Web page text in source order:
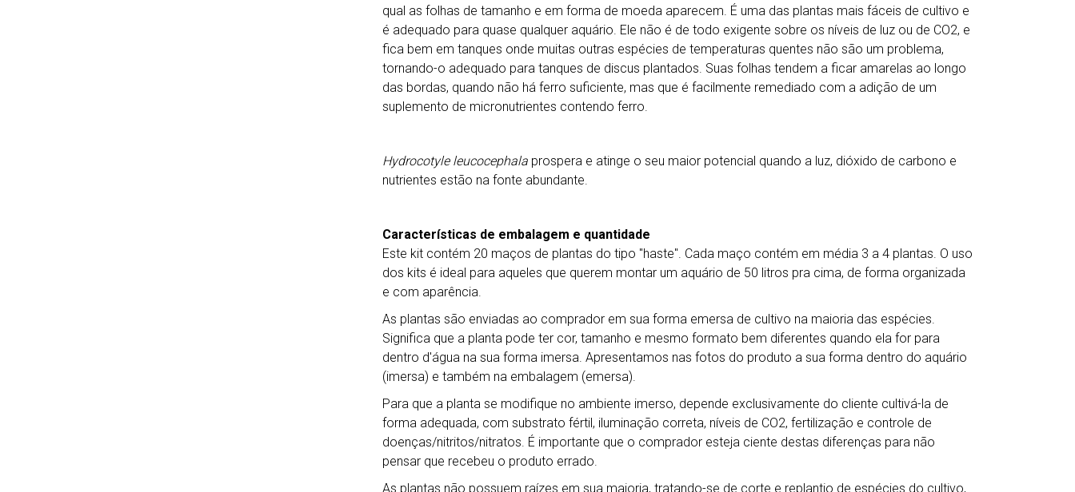
qual as folhas de tamanho e em forma de moeda aparecem. É uma das plantas mais fáceis de cultivo e
é adequado para quase qualquer aquário. Ele não é de todo exigente sobre os níveis de luz ou de CO2, e
fica bem em tanques onde muitas outras espécies de temperaturas quentes não são um problema,
tornando-o adequado para tanques de discus plantados. Suas folhas tendem a ficar amarelas ao longo
das bordas, quando não há ferro suficiente, mas que é facilmente remediado com a adição de um
suplemento de micronutrientes contendo ferro.
Hydrocotyle leucocephala prospera e atinge o seu maior potencial quando a luz, dióxido de carbono e
nutrientes estão na fonte abundante.
Características de embalagem e quantidade
Este kit contém 20 maços de plantas do tipo "haste". Cada maço contém em média 3 a 4 plantas. O uso
dos kits é ideal para aqueles que querem montar um aquário de 50 litros pra cima, de forma organizada
e com aparência.
As plantas são enviadas ao comprador em sua forma emersa de cultivo na maioria das espécies.
Significa que a planta pode ter cor, tamanho e mesmo formato bem diferentes quando ela for para
dentro d'água na sua forma imersa. Apresentamos nas fotos do produto a sua forma dentro do aquário
(imersa) e também na embalagem (emersa).
Para que a planta se modifique no ambiente imerso, depende exclusivamente do cliente cultivá-la de
forma adequada, com substrato fértil, iluminação correta, níveis de CO2, fertilização e controle de
doenças/nitritos/nitratos. É importante que o comprador esteja ciente destas diferenças para não
pensar que recebeu o produto errado.
As plantas não possuem raízes em sua maioria, tratando-se de corte e replantio de espécies do cultivo,